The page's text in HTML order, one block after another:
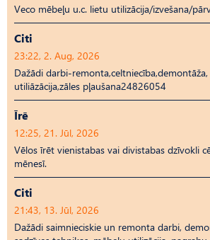
Veco mēbeļu u.c. lietu utilizācija/izvešana/
Citi
23:22, 2. Aug, 2026
Dažādi darbi-
utiliāzācija,zāles pļaušana24826054
Īrē
12:25, 21. Jūl, 2026
Vēlos īrēt vienistabas vai divistabas dzīvokli
mēnesī.
Citi
21:43, 13. Jūl, 2026
Dažādi saimnieciskie un remonta darbi,